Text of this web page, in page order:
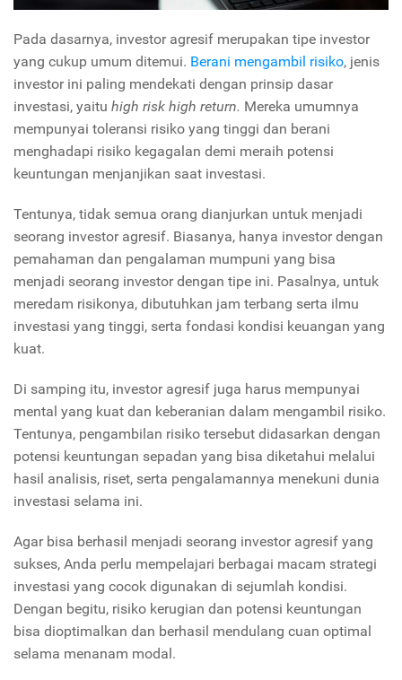
Pada dasarnya, investor agresif merupakan tipe investor
yang cukup umum ditemui. Berani mengambil risiko, jenis
investor ini paling mendekati dengan prinsip dasar
investasi, yaitu high risk high return. Mereka umumnya
mempunyai toleransi risiko yang tinggi dan berani
menghadapi risiko kegagalan demi meraih potensi
keuntungan menjanjikan saat investasi.
Tentunya, tidak semua orang dianjurkan untuk menjadi
seorang investor agresif. Biasanya, hanya investor dengan
pemahaman dan pengalaman mumpuni yang bisa
menjadi seorang investor dengan tipe ini. Pasalnya, untuk
meredam risikonya, dibutuhkan jam terbang serta ilmu
investasi yang tinggi, serta fondasi kondisi keuangan yang
kuat.
Di samping itu, investor agresif juga harus mempunyai
mental yang kuat dan keberanian dalam mengambil risiko.
Tentunya, pengambilan risiko tersebut didasarkan dengan
potensi keuntungan sepadan yang bisa diketahui melalui
hasil analisis, riset, serta pengalamannya menekuni dunia
investasi selama ini.
Agar bisa berhasil menjadi seorang investor agresif yang
sukses, Anda perlu mempelajari berbagai macam strategi
investasi yang cocok digunakan di sejumlah kondisi.
Dengan begitu, risiko kerugian dan potensi keuntungan
bisa dioptimalkan dan berhasil mendulang cuan optimal
selama menanam modal.